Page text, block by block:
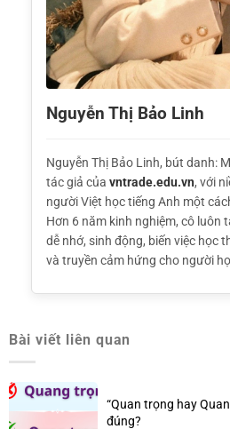
Nguyễn Thị Bảo Linh
Nguyễn Thị Bảo Linh, bút danh:
tác giả của vntrade.edu.vn, với
người Việt học tiếng Anh một
Hơn 6 năm kinh nghiệm, cô luôn
dễ nhớ, sinh động, biến việc học
và truyền cảm hứng cho người
Bài viết liên quan
“Quan trọng hay
đúng?